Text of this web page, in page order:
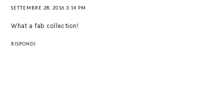
SETTEMBRE 28, 2016 3:14 PM
What a fab collection!
RISPONDI